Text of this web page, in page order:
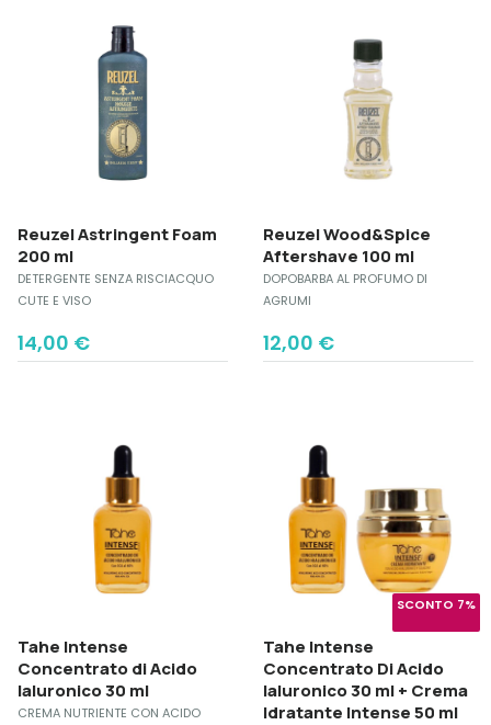
Reuzel Astringent Foam
200 ml
DETERGENTE SENZA RISCIACQUO
CUTE E VISO
14,00 €
Reuzel Wood&Spice
Aftershave 100 ml
DOPOBARBA AL PROFUMO DI
AGRUMI
12,00 €
Tahe Intense
Concentrato di Acido
Ialuronico 30 ml
CREMA NUTRIENTE CON ACIDO
SCONTO 7%
Tahe Intense
Concentrato Di Acido
Ialuronico 30 ml + Crema
Idratante Intense 50 ml